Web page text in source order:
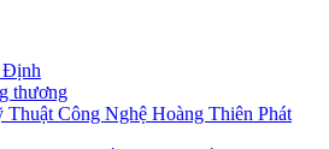
Định
thương
Công Nghệ Hoàng Thiên Phát